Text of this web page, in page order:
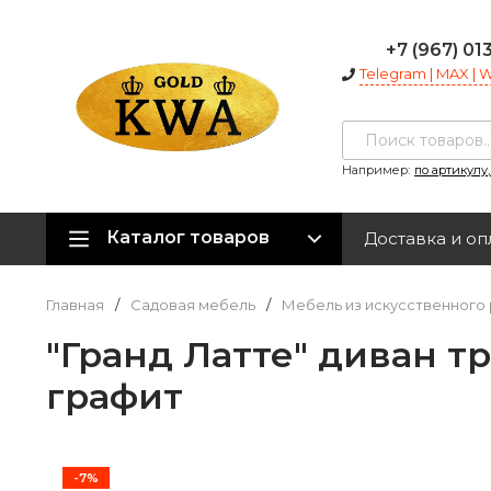
+7 (967)
Telegram | MAX |
Например: по
Каталог товаров Доставка и
Главная / Садовая мебель / Мебель из искусственного
"Гранд Латте" диван
графит
-7%